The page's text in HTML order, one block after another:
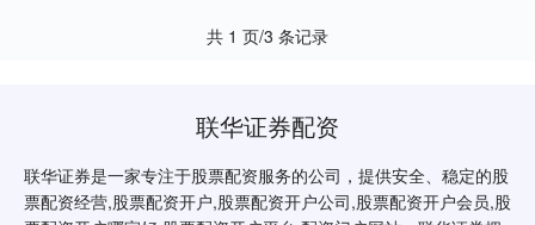
共 1 页/3 条记录
联华证券配资
联华证券是一家专注于股票配资服务的公司，提供安全、稳定的股
票配资经营,股票配资开户,股票配资开户公司,股票配资开户会员,股